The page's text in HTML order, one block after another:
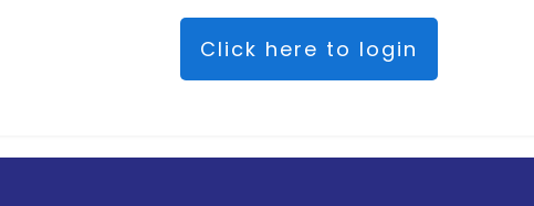
Click here to login